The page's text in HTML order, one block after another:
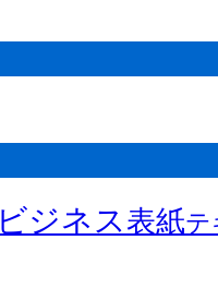
ビジネス 表紙テ